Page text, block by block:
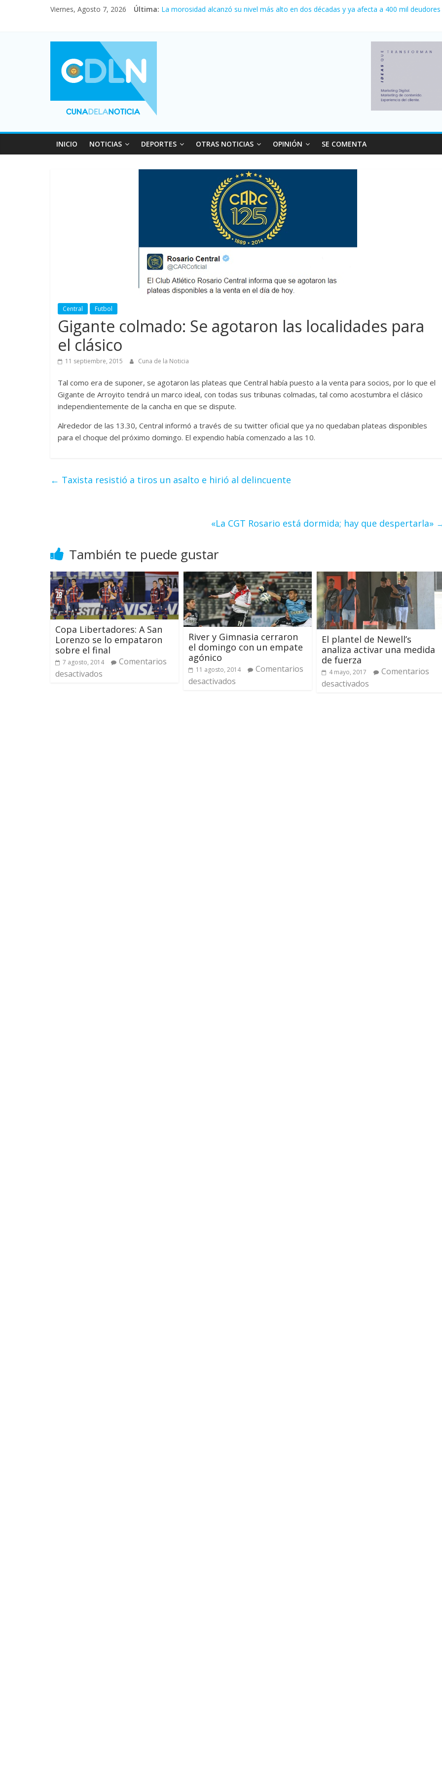
Viernes, Agosto 7, 2026 Última: La morosidad alcanzó su nivel más alto en dos décadas y ya afecta a 400 mil deudores
Fuerte caída de la venta de autos usados en julio: bajó un 12,6% interanual
INICIO NOTICIAS DEPORTES OTRAS NOTICIAS OPINIÓN SE COMENTA
Central Futbol
Gigante colmado: Se agotaron las localidades para
el clásico
11 septiembre, 2015 Cuna de la Noticia
Tal como era de suponer, se agotaron las plateas que Central había puesto a la venta para socios, por lo que el
Gigante de Arroyito tendrá un marco ideal, con todas sus tribunas colmadas, tal como acostumbra el clásico
independientemente de la cancha en que se dispute.
Alrededor de las 13.30, Central informó a través de su twitter oficial que ya no quedaban plateas disponibles
para el choque del próximo domingo. El expendio había comenzado a las 10.
← Taxista resistió a tiros un asalto e hirió al delincuente
«La CGT Rosario está dormida; hay que despertarla»
También te puede gustar
Copa Libertadores: A San
Lorenzo se lo empataron
sobre el final
7 agosto, 2014
Comentarios
desactivados
River y Gimnasia cerraron
el domingo con un empate
agónico
11 agosto, 2014
Comentarios
desactivados
El plantel de Newell’s
analiza activar una medida
de fuerza
4 mayo, 2017
Comentarios
desactivados